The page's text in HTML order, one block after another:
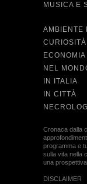
MUSICA E
AMBIENTE
CURIOSITÀ
ECONOMIA
NEL
IN ITALIA
IN CITTÀ
Cronaca dalla
programma e
sulla vita nella
una
DISCLAIMER